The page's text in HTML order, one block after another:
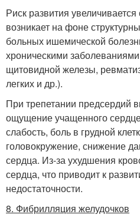
Риск развития
возникает на фоне
больных ишемической
хроническими
щитовидной железы,
легких и др.).
При трепетании предсердий
ощущение учащенного
слабость, боль в грудной
головокружение, снижение
сердца. Из-за ухудшения
сердца, что приводит к
недостаточности.
8. Фибрилляция желудочков